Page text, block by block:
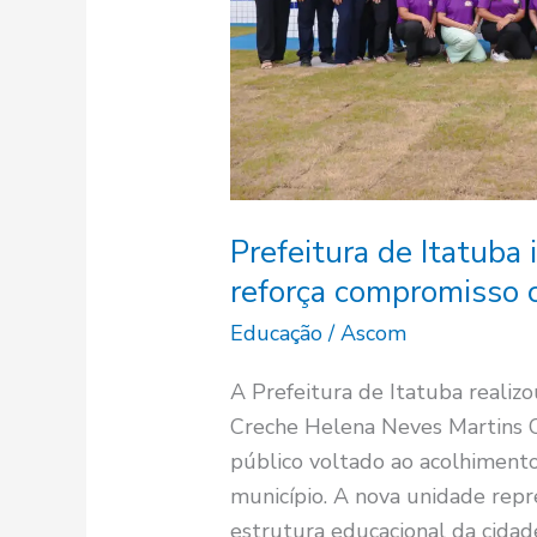
Prefeitura de Itatuba
reforça compromisso
Educação/Ascom
A Prefeitura de Itatuba
Creche Helena Neves
público voltado ao
município. A nova unidade
estrutura educacional da
compromisso
com
a
educação
infantil